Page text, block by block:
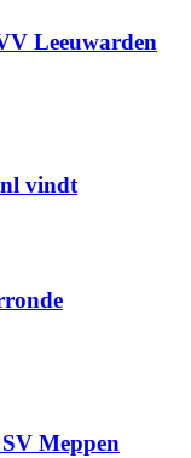
Leeuwarden
vindt
Meppen